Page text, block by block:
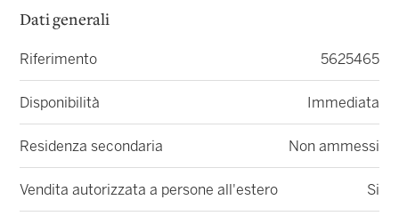
Dati generali
Riferimento 5625465
Disponibilità Immediata
Residenza secondaria Non ammessi
Vendita autorizzata a persone all'estero Si